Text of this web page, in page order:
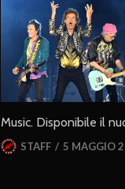
Music. Disponibile il
STAFF 5 MAGGIO